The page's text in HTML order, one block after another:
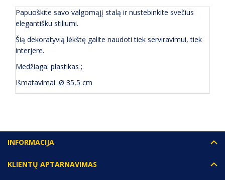
Papuoškite savo valgomąjį stalą ir nustebinkite svečius
elegantišku stiliumi.
Šią dekoratyvią lėkštę galite naudoti tiek serviravimui, tiek
interjere.
Medžiaga: plastikas ;
Išmatavimai: Ø 35,5 cm
INFORMACIJA
KLIENTŲ APTARNAVIMAS